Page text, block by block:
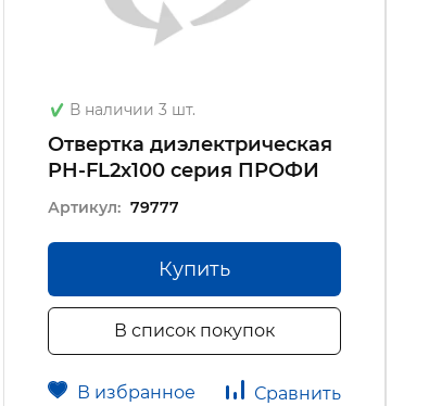
В наличии 3 шт.
Отвертка диэлектрическая
PH-FL2х100 серия ПРОФИ
Артикул: 79777
Купить
В список покупок
В избранное Сравнить